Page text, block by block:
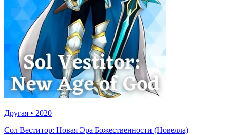
Другая • 2020
Сол Веститор: Новая Эра Божественности (Новелла)